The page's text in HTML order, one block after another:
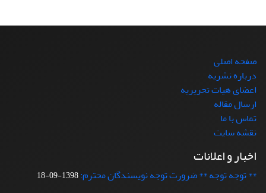
صفحه اصلی
درباره نشریه
اعضای هیات تحریریه
ارسال مقاله
تماس با ما
نقشه سایت
اخبار و اعلانات
** توجه توجه ** ضرورت توجه نویسندگان محترم:1398-09-18